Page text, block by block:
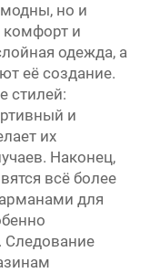
но и
комфорт и
одежда, а
её создание.
стилей:
и
их
Наконец,
всё более
для
Следование